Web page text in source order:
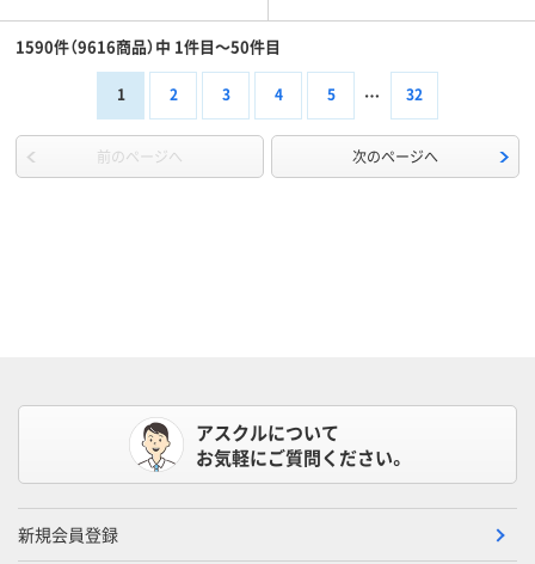
1590件（9616商品）中 1件目～50件目
1 2 3 4 5 32
前のページへ 次のページへ
アスクルについて
お気軽にご質問ください。
新規会員登録